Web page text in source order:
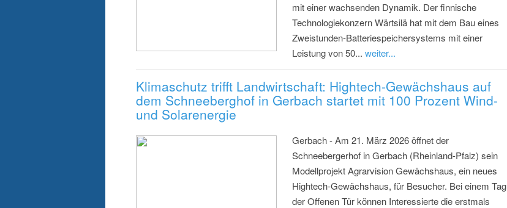
mit einer wachsenden Dynamik. Der finnische
Technologiekonzern Wärtsilä hat mit dem Bau eines
Zweistunden-Batteriespeichersystems mit einer
Leistung von 50... weiter...
Klimaschutz trifft Landwirtschaft: Hightech-Gewächshaus auf
dem Schneeberghof in Gerbach startet mit 100 Prozent Wind-
und Solarenergie
Gerbach - Am 21. März 2026 öffnet der
Schneebergerhof in Gerbach (Rheinland-Pfalz) sein
Modellprojekt Agrarvision Gewächshaus, ein neues
Hightech-Gewächshaus, für Besucher. Bei einem Tag
der Offenen Tür können Interessierte die erstmals